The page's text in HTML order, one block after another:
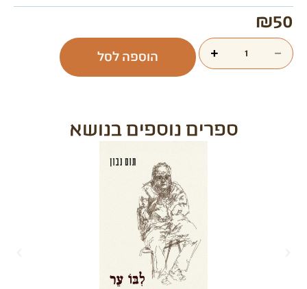
₪50
−
+ הוספה לסל
ספרים נוספים בנושא